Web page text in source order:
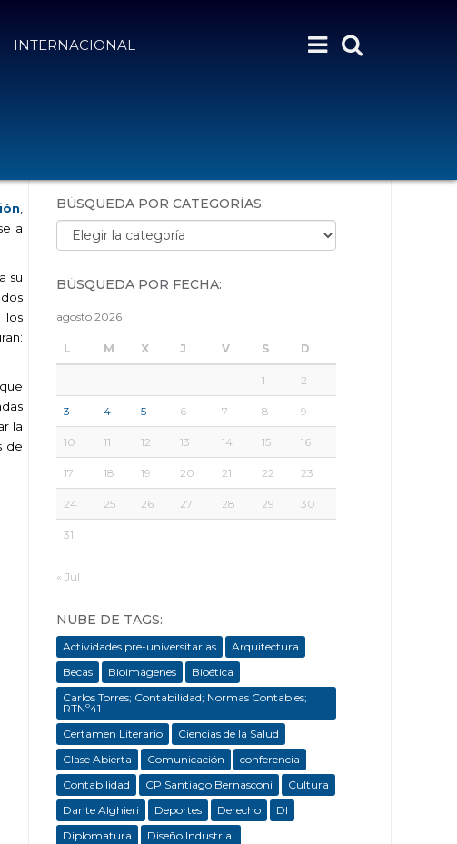
INTERNACIONAL
a
su
los
la
de
BÚSQUEDA POR CATEGORÍAS:
Búsqueda por categorías:
BÚSQUEDA POR FECHA:
agosto 2026
L M X J V S D
1 2
3 4 5 6 7 8 9
10 11 12 13 14 15 16
17 18 19 20 21 22 23
24 25 26 27 28 29 30
31
« Jul
NUBE DE TAGS:
Actividades pre-universitarias
Arquitectura
Becas
Bioimágenes
Bioética
Carlos Torres; Contabilidad; Normas Contables;
RTNº41
Certamen Literario
Ciencias de la Salud
Clase Abierta
Comunicación
conferencia
Contabilidad
CP Santiago Bernasconi
Cultura
Dante Alghieri
Deportes Derecho
DI
Diplomatura
Diseño Industrial